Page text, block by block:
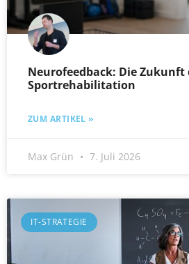
Neurofeedback: Die Zukunft
Sportrehabilitation
ZUM ARTIKEL »
Max Grün 7. Juli 2026
IT-STRATEGIE